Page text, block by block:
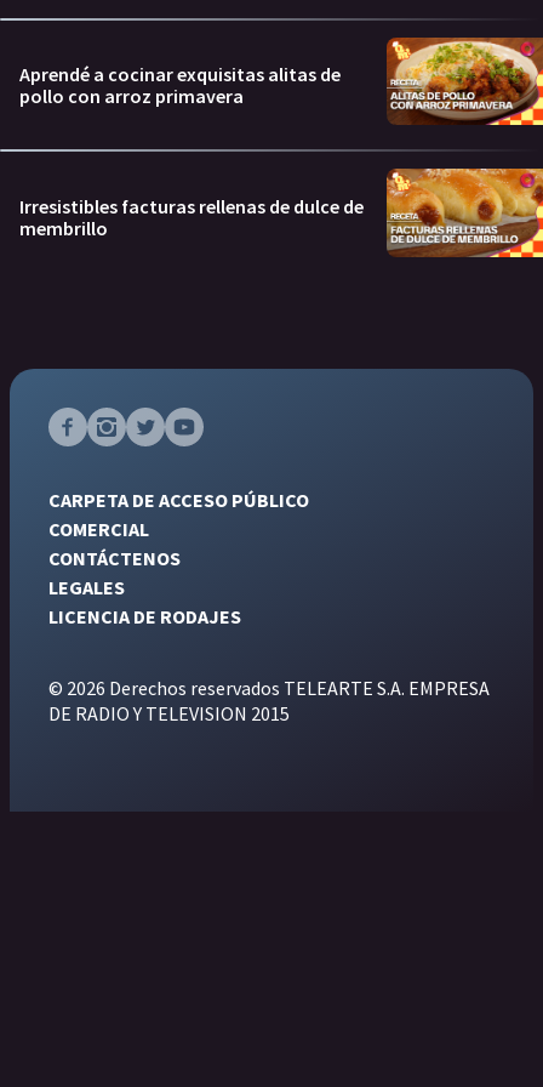
Aprendé a cocinar exquisitas alitas de
pollo con arroz primavera
Irresistibles facturas rellenas de dulce de
membrillo
CARPETA DE ACCESO PÚBLICO
COMERCIAL
CONTÁCTENOS
LEGALES
LICENCIA DE RODAJES
© 2026 Derechos reservados TELEARTE S.A. EMPRESA
DE RADIO Y TELEVISION 2015